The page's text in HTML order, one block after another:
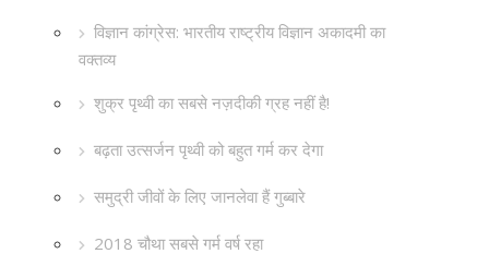
विज्ञान कांग्रेस: भारतीय राष्ट्रीय विज्ञान अकादमी का
वक्तव्य
शुक्र पृथ्वी का सबसे नज़दीकी ग्रह नहीं है!
बढ़ता उत्सर्जन पृथ्वी को बहुत गर्म कर देगा
समुद्री जीवों के लिए जानलेवा हैं गुब्बारे
2018 चौथा सबसे गर्म वर्ष रहा